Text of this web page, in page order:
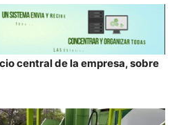
central de la empresa, sobre